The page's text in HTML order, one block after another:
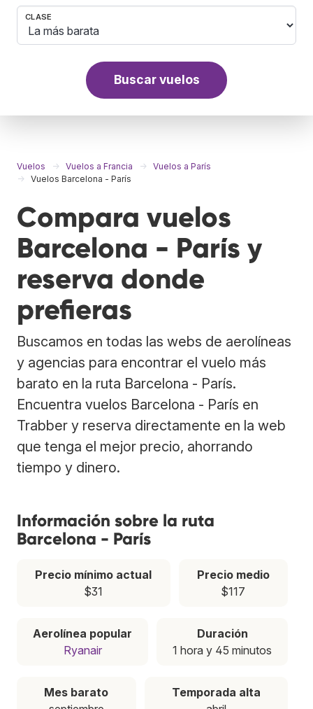
CLASE
Buscar vuelos
Vuelos Vuelos a Francia
Vuelos a París
Vuelos Barcelona - París
Compara vuelos
Barcelona - París y
reserva donde
prefieras
Buscamos en todas las webs de aerolíneas
y agencias para encontrar el vuelo más
barato en la ruta Barcelona - París.
Encuentra vuelos Barcelona - París en
Trabber y reserva directamente en la web
que tenga el mejor precio, ahorrando
tiempo y dinero.
Información sobre la ruta
Barcelona - París
Precio mínimo actual
$31
Precio medio
$117
Aerolínea popular
Ryanair
Duración
1 hora y 45 minutos
Mes barato
Temporada alta